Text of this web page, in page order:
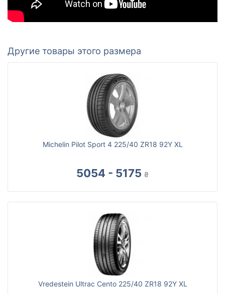
Другие товары этого размера
Michelin Pilot Sport 4 225/40 ZR18 92Y XL
5054 - 5175 ₴
Vredestein Ultrac Cento 225/40 ZR18 92Y XL